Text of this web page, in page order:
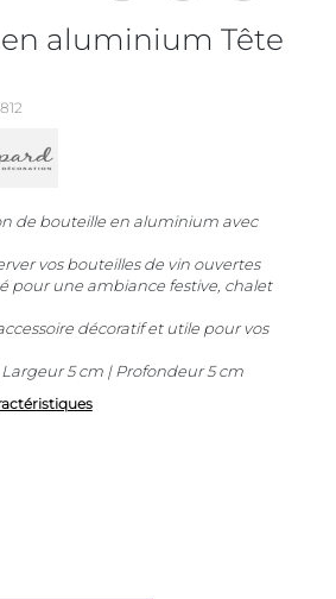
aluminium Tête
de bouteille en aluminium avec
vos bouteilles de vin ouvertes
pour une ambiance festive, chalet
décoratif et utile pour vos
5 cm | Profondeur 5 cm